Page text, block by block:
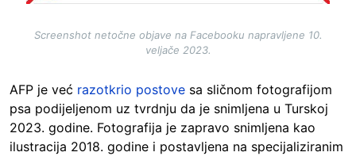
Screenshot netočne objave na Facebooku napravljene 10.
veljače 2023.
AFP je već razotkrio postove sa sličnom fotografijom
psa podijeljenom uz tvrdnju da je snimljena u Turskoj
2023. godine. Fotografija je zapravo snimljena kao
ilustracija 2018. godine i postavljena na specijaliziranim